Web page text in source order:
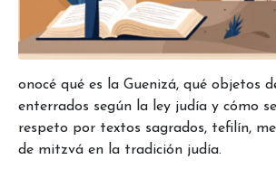
onocé qué es la Guenizá, qué objetos
enterrados según la ley judía y cómo
respeto por textos sagrados, tefilín,
de mitzvá en la tradición judía.